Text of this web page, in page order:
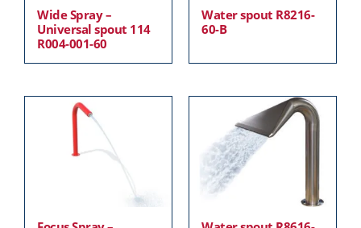
Wide Spray –
Universal spout 114
R004-001-60
Water spout R8216-
60-B